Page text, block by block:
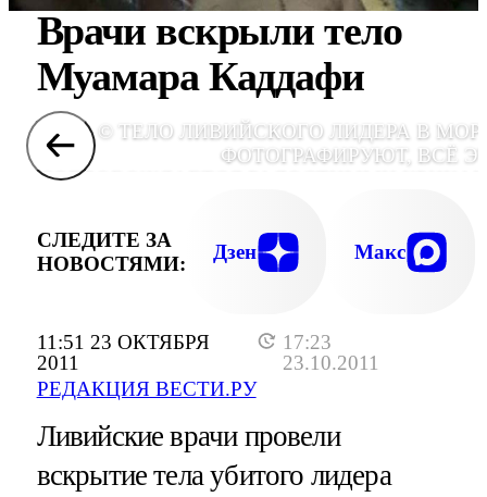
11:51 23 ОКТЯБРЯ
2011
17:23
23.10.2011
РЕДАКЦИЯ ВЕСТИ.РУ
Врачи вскрыли тело
Муамара Каддафи
© ТЕЛО ЛИВИЙСКОГО ЛИДЕРА В
ФОТОГРАФИРУЮТ, ВСЁ
СОПРОВОЖДАЕТСЯ РАДОСТНЫМИ
СЛЕДИТЕ ЗА
НОВОСТЯМИ:
Дзен Макс
Ливийские врачи провели
вскрытие тела убитого лидера